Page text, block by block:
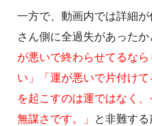
一方で、動画内では詳細
さん側に全過失があった
が悪いで終わらせてるな
い」「運が悪いで片付け
を起こすのは運ではなく、
無謀さです。」
と非難する